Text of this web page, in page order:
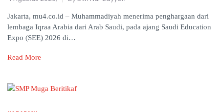
Jakarta, mu4.co.id – Muhammadiyah menerima penghargaan dari
lembaga Iqraa Arabia dari Arab Saudi, pada ajang Saudi Education
Expo (SEE) 2026 di…
Read More